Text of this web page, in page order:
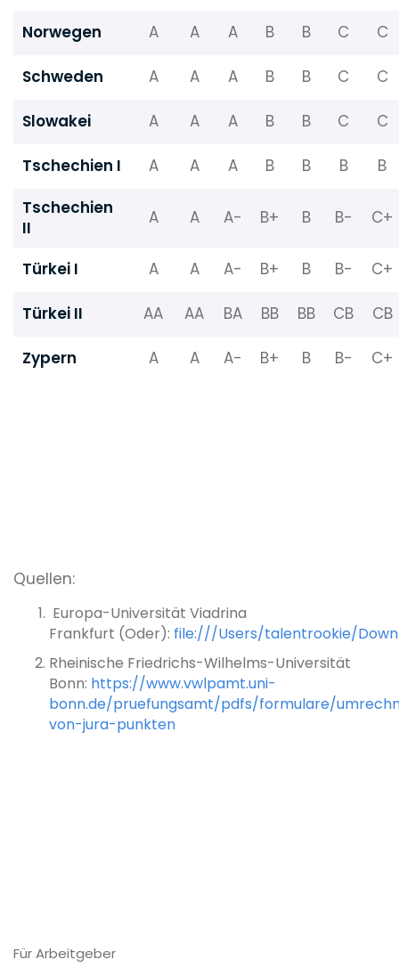
Norwegen A A A B B C C
Schweden A A A B B C C
Slowakei A A A B B C C
Tschechien I A A A B B B
B
Tschechien
II
A A A- B+ B B- C+
Türkei I A A A- B+ B B- C+
Türkei II AA AA BA BB BB CB CB
Zypern A A A- B+ B B- C+
Quellen:
Europa-Universität Viadrina
Frankfurt (Oder): file:///Users/talentrookie/
Rheinische Friedrichs-Wilhelms-Universität
Bonn: https://www.vwlpamt.uni-
bonn.de/pruefungsamt/pdfs/formulare/
von-jura-punkten
Für Arbeitgeber